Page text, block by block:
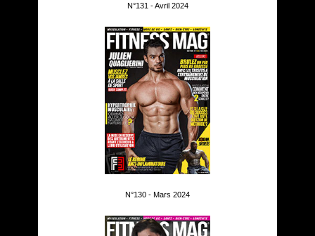
N°131 - Avril 2024
N°130 - Mars 2024